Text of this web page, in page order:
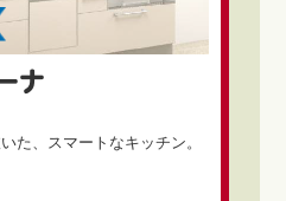
ナ
た、スマートなキッチン。